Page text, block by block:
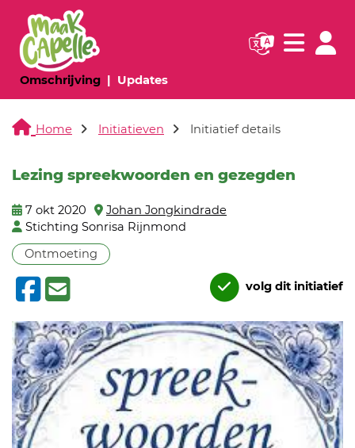
Omschrijving(huidige pagina)
Updates(huidige pagina)
Navigatie
Home Initiatieven Initiatief details
Lezing spreekwoorden en gezegden
7 okt 2020
Johan Jongkindrade
Stichting Sonrisa Rijnmond
Ontmoeting
volg dit initiatief